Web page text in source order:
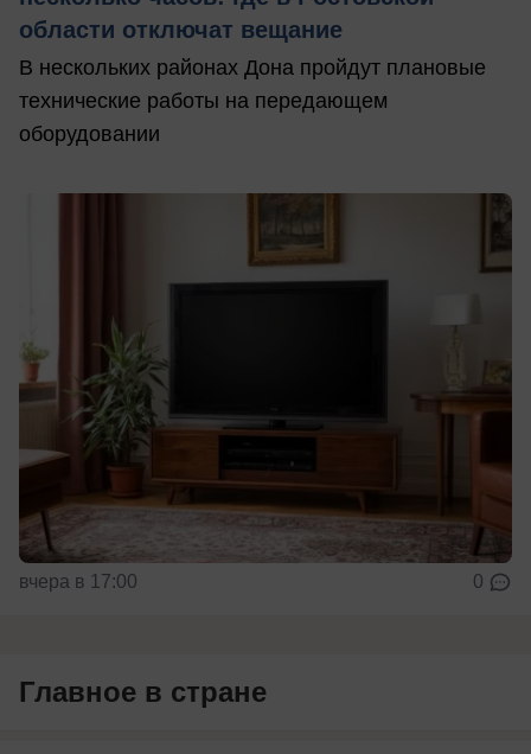
области отключат вещание
В нескольких районах Дона пройдут плановые
технические работы на передающем
оборудовании
вчера в 17:00 0
Главное в стране